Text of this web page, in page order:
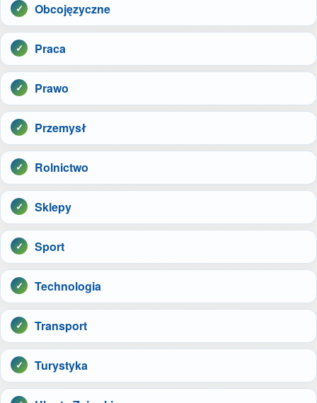
Obcojęzyczne
Praca
Prawo
Przemysł
Rolnictwo
Sklepy
Sport
Technologia
Transport
Turystyka